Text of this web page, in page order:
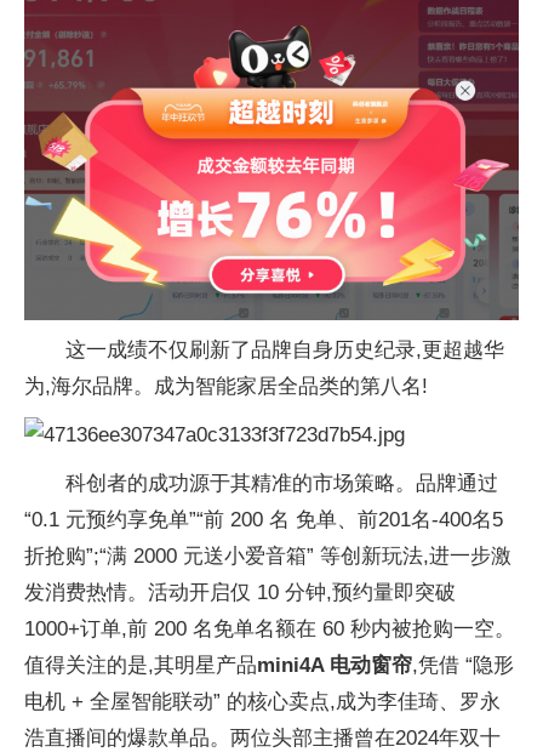
这一成绩不仅刷新了品牌自身历史纪录,更超越华
为,海尔品牌。成为智能家居全品类的第八名!
科创者的成功源于其精准的市场策略。品牌通过
“0.1 元预约享免单”“前 200 名 免单、前201名-400名5
折抢购”;“满 2000 元送小爱音箱” 等创新玩法,进一步激
发消费热情。活动开启仅 10 分钟,预约量即突破
1000+订单,前 200 名免单名额在 60 秒内被抢购一空。
值得关注的是,其明星产品mini4A 电动窗帘,凭借 “隐形
电机 + 全屋智能联动” 的核心卖点,成为李佳琦、罗永
浩直播间的爆款单品。两位头部主播曾在2024年双十